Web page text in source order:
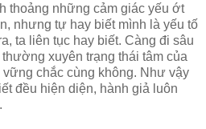
thoảng những cảm giác yếu ớt
nhưng tự hay biết mình là yếu tố
ta liên tục hay biết. Càng đi sâu
xuyên trạng thái tâm của
vững chắc cùng không. Như vậy
đều hiện diện, hành giả luôn